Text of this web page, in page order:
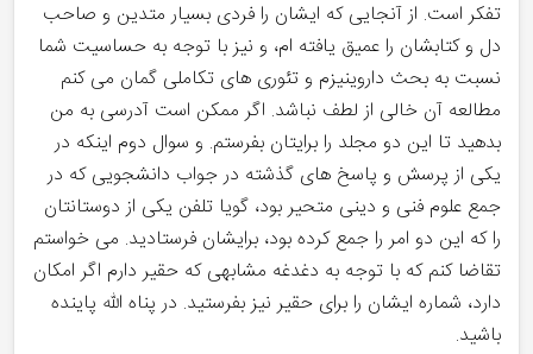
تفکر است. از آنجایی که ایشان را فردی بسیار متدین و صاحب
دل و کتابشان را عمیق یافته ام، و نیز با توجه به حساسیت شما
نسبت به بحث داروینیزم و تئوری های تکاملی گمان می کنم
مطالعه آن خالی از لطف نباشد. اگر ممکن است آدرسی به من
بدهید تا این دو مجلد را برایتان بفرستم. و سوال دوم اینکه در
یکی از پرسش و پاسخ های گذشته در جواب دانشجویی که در
جمع علوم فنی و دینی متحیر بود، گویا تلفن یکی از دوستانتان
را که این دو امر را جمع کرده بود، برایشان فرستادید. می خواستم
تقاضا کنم که با توجه به دغدغه مشابهی که حقیر دارم اگر امکان
دارد، شماره ایشان را برای حقیر نیز بفرستید. در پناه الله پاینده
باشید.